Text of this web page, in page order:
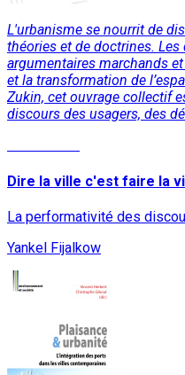
L'urbanisme se nourrit de
théories et de doctrines.
argumentaires marchands
et la transformation de
Zukin, cet ouvrage collectif
discours des usagers, des
Dire la ville c'est faire la
La performativité des
Yankel Fijalkow